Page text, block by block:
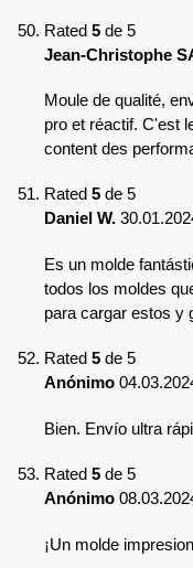
Rated 5 de 5
Jean-Christophe
Moule de qualité,
pro et réactif. C'est
content des
Rated 5 de 5
Daniel W.
Es un molde
todos los moldes
para cargar estos y
Rated 5 de 5
Anónimo
Bien. Envío ultra
Rated 5 de 5
Anónimo
¡Un molde